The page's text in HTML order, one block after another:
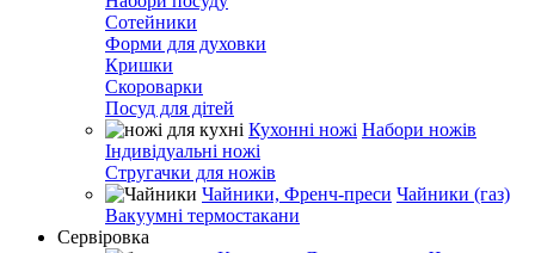
Сотейники
Форми для духовки
Кришки
Скороварки
Посуд для дітей
Кухонні ножі Набори ножів
Індивідуальні ножі
Стругачки для ножів
Чайники, Френч-преси Чайники (газ)
Вакуумні термостакани
Сервіровка